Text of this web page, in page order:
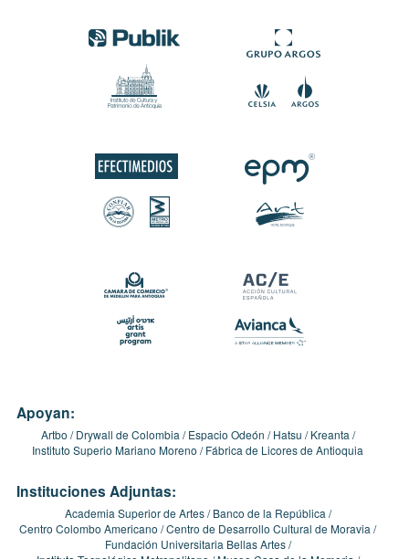
Apoyan:
Artbo Drywall de Colombia Espacio Odeón Hatsu
Kreanta
Instituto Superio Mariano Moreno
Fábrica de Licores de Antioquia
Instituciones Adjuntas:
Academia Superior de Artes
Banco de la República
Centro Colombo Americano Centro de Desarrollo Cultural de Moravia
Fundación Universitaria Bellas Artes